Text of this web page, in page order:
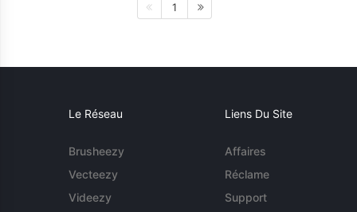
1
Le Réseau
Brusheezy
Vecteezy
Videezy
Liens Du Site
Affaires
Réclame
Support